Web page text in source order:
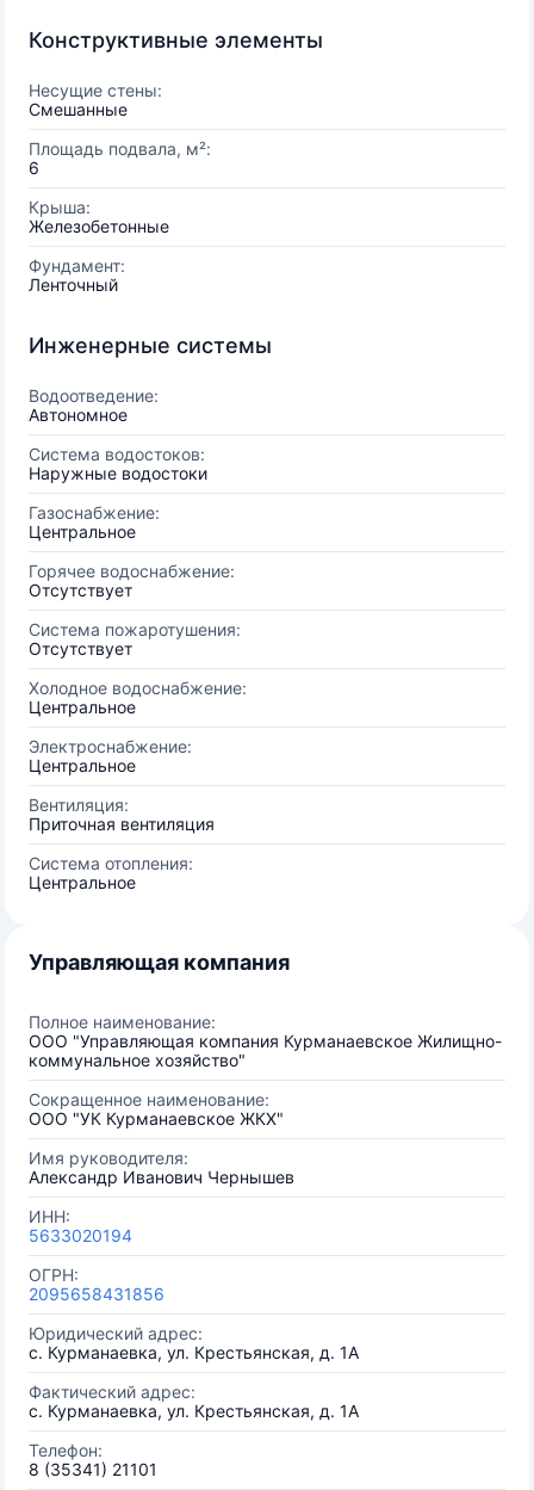
Конструктивные элементы
Несущие стены:
Смешанные
Площадь подвала, м²:
6
Крыша:
Железобетонные
Фундамент:
Ленточный
Инженерные системы
Водоотведение:
Автономное
Система водостоков:
Наружные водостоки
Газоснабжение:
Центральное
Горячее водоснабжение:
Отсутствует
Система пожаротушения:
Отсутствует
Холодное водоснабжение:
Центральное
Электроснабжение:
Центральное
Вентиляция:
Приточная вентиляция
Система отопления:
Центральное
Управляющая компания
Полное наименование:
ООО "Управляющая компания Курманаевское Жилищно-
коммунальное хозяйство"
Сокращенное наименование:
ООО "УК Курманаевское ЖКХ"
Имя руководителя:
Александр Иванович Чернышев
ИНН:
5633020194
ОГРН:
2095658431856
Юридический адрес:
с. Курманаевка, ул. Крестьянская, д. 1А
Фактический адрес:
с. Курманаевка, ул. Крестьянская, д. 1А
Телефон:
8 (35341) 21101